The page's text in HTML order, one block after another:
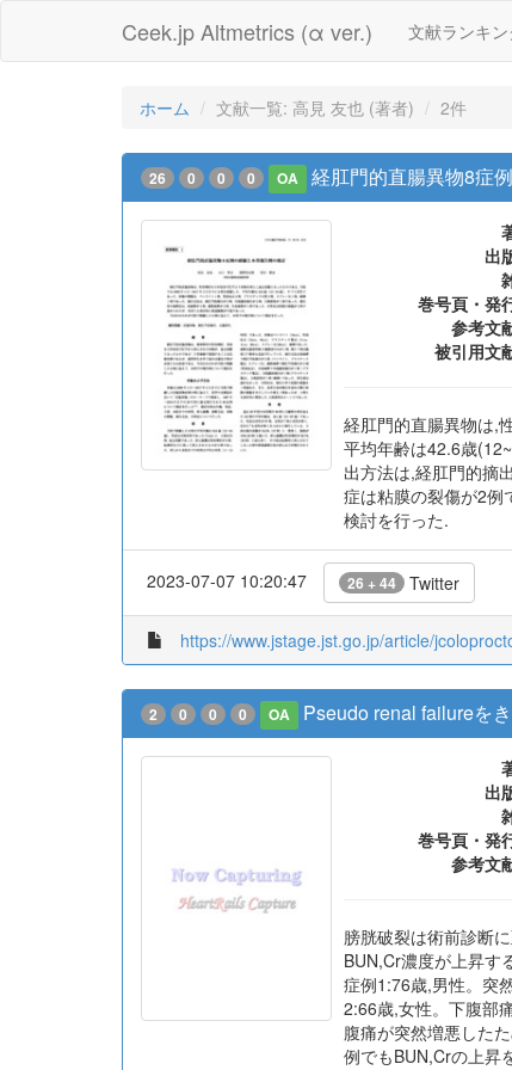
Ceek.jp Altmetrics (α ver.) 文献ランキ
ホーム 文献一覧: 高見 友也 (著者) 2件
26 0 0 0 OA 経肛門的直腸異物8症
出
巻号頁・発
参考文
被引用文
経肛門的直腸異物は,
平均年齢は42.6歳
出方法は,経肛門的摘
症は粘膜の裂傷が2例
検討を行った.
2023-07-07 10:20:47 26 + 44 Twitter
https://www.jstage.jst.go.jp/article/
2 0 0 0 OA Pseudo renal failureを
出
巻号頁・発
参考文
膀胱破裂は術前診断
BUN,Cr濃度が上昇す
症例1:76歳,男性。突
2:66歳,女性。下腹部
腹痛が突然増悪した
例でもBUN,Crの上昇